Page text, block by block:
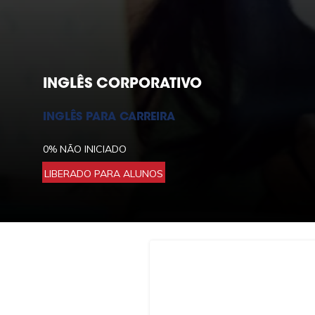
INGLÊS CORPORATIVO
INGLÊS PARA CARREIRA
0% NÃO INICIADO
LIBERADO PARA ALUNOS